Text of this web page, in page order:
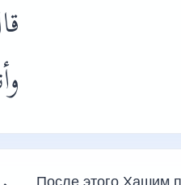
После этого Хашим